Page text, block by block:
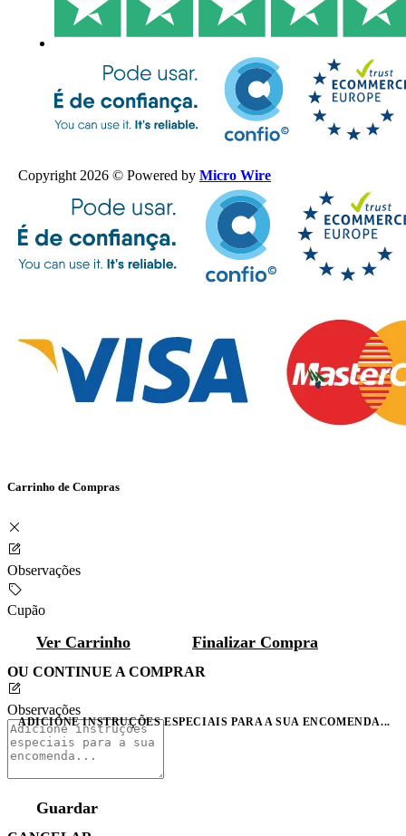
Copyright 2026 © Powered by Micro Wire
Carrinho de Compras
Observações
Cupão
Ver Carrinho Finalizar Compra
OU CONTINUE A COMPRAR
Observações
ADICIONE INSTRUÇÕES ESPECIAIS PARA A SUA ENCOMENDA...
Guardar